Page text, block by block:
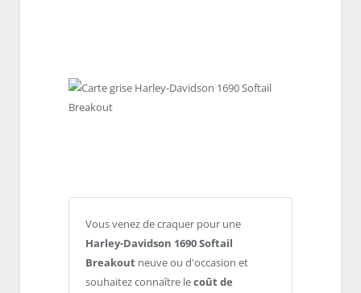
Vous venez de craquer pour une
Harley-Davidson 1690 Softail
Breakout neuve ou d'occasion et
souhaitez connaître lecoût de